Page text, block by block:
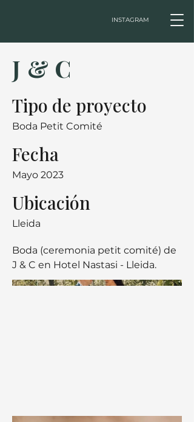
INSTAGRAM
J & C
Tipo de proyecto
Boda Petit Comité
Fecha
Mayo 2023
Ubicación
Lleida
Boda (ceremonia petit comité) de
J & C en Hotel Nastasi - Lleida.